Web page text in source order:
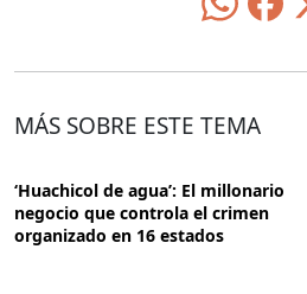
MÁS SOBRE ESTE TEMA
‘Huachicol de agua’: El millonario
negocio que controla el crimen
organizado en 16 estados